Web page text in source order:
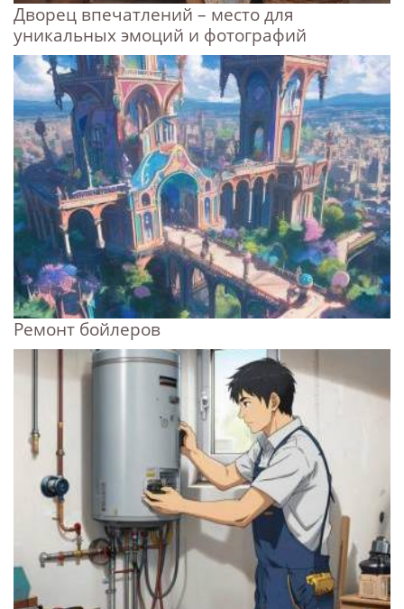
Дворец впечатлений – место для
уникальных эмоций и фотографий
Ремонт бойлеров